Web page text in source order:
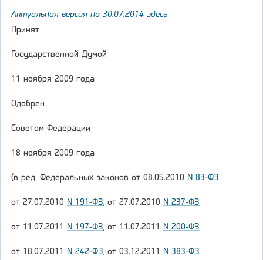
Актуальная версия на 30.07.2014 здесь
Принят
Государственной Думой
11 ноября 2009 года
Одобрен
Советом Федерации
18 ноября 2009 года
(в ред. Федеральных законов от 08.05.2010 N 83-ФЗ
от 27.07.2010 N 191-ФЗ, от 27.07.2010 N 237-ФЗ
от 11.07.2011 N 197-ФЗ, от 11.07.2011 N 200-ФЗ
от 18.07.2011 N 242-ФЗ, от 03.12.2011 N 383-ФЗ